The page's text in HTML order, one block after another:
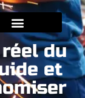
du
et